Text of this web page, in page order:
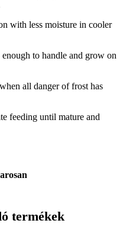
with less moisture in cooler
to handle and grow on
all danger of frost has
feeding until mature and
termékek